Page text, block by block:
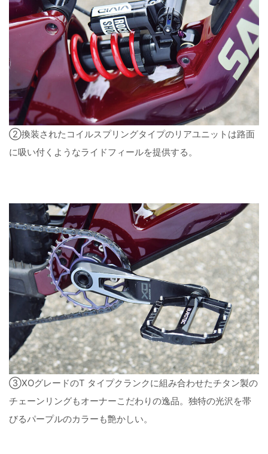
②換装されたコイルスプリングタイプのリアユニットは路面
に吸い付くようなライドフィールを提供する。
③XOグレードのT タイプクランクに組み合わせたチタン製の
チェーンリングもオーナーこだわりの逸品。独特の光沢を帯
びるパープルのカラーも艶かしい。